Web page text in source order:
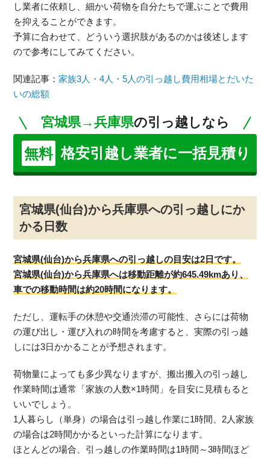
し業者に依頼し、細かい荷物を自分たちで運ぶことで費用
を抑えることができます。
予算に合わせて、どういう選択肢があるのかは後述します
ので参考にしてみてください。
関連記事：家族3人・4人・5人の引っ越し費用相場とだいた
いの総額
宮城県→兵庫県の引っ越しなら
無料 格安引越し業者に一括見積り
宮城県(仙台)から兵庫県への引っ越しにか
かる日数
宮城県(仙台)から兵庫県への引っ越しの目安は2日です。
宮城県(仙台)から兵庫県へは移動距離が約645.49kmあり、
車での移動時間は約20時間になります。
ただし、運転手の休憩や交通渋滞の可能性、さらには荷物
の運び出し・運び入れの時間を考慮すると、実際の引っ越
しには3日かかることが予想されます。
荷物量によっても多少異なりますが、搬出搬入の引っ越し
作業時間は通常「家族の人数×1時間」を目安に見積もると
いいでしょう。
1人暮らし（単身）の場合は引っ越し作業に1時間、2人家族
の場合は2時間かかるといった計算になります。
ほとんどの場合、引っ越しの作業時間は1時間～3時間ほど